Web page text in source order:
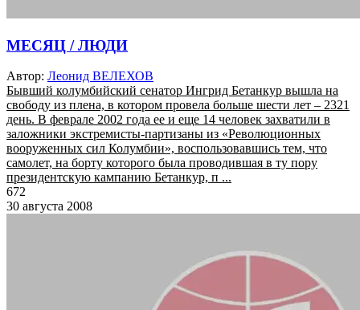
МЕСЯЦ / ЛЮДИ
Автор: Леонид ВЕЛЕХОВ
Бывший колумбийский сенатор Ингрид Бетанкур вышла на
свободу из плена, в котором провела больше шести лет – 2321
день. В феврале 2002 года ее и еще 14 человек захватили в
заложники экстремисты-партизаны из «Революционных
вооруженных сил Колумбии», воспользовавшись тем, что
самолет, на борту которого была проводившая в ту пору
президентскую кампанию Бетанкур, п ...
672
30 августа 2008